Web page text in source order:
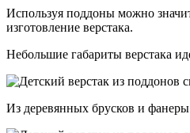
Используя поддоны можно
изготовление верстака.
Небольшие габариты верстака
Из деревянных брусков и фанеры